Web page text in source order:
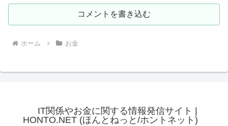
コメントを書き込む
ホーム お金
IT関係やお金に関する情報発信サイト |
HONTO.NET (ほんとねっと/ホントネット)